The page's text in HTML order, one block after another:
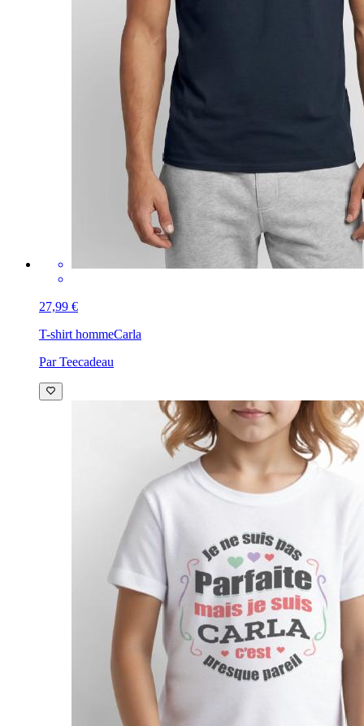
27,99 €
T-shirt hommeCarla
Par Teecadeau